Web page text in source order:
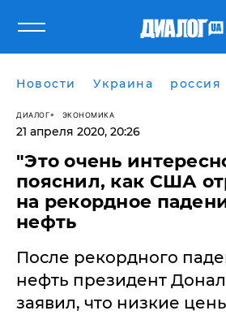
Новости Украина россия
ДИАЛОГ ЭКОНОМИКА
21 апреля 2020, 20:26
"Это очень
пояснил, как США
на рекордное
нефть
После рекордного
нефть президент
заявил, что низкие